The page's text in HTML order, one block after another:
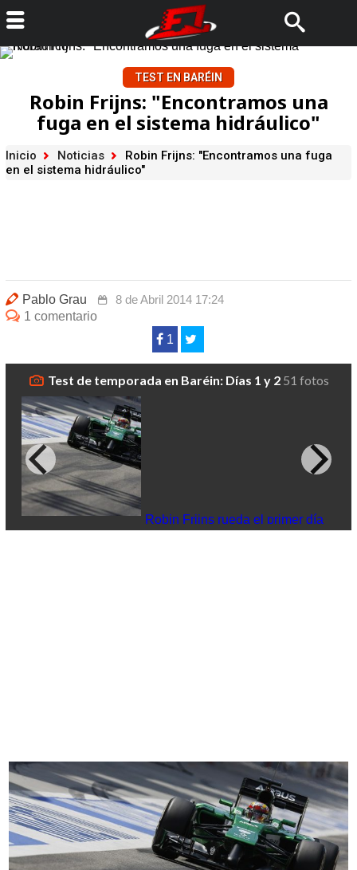
TEST EN BARÉIN
Robin Frijns: "Encontramos una
fuga en el sistema hidráulico"
Inicio Noticias
Robin Frijns: "Encontramos una fuga
en el sistema hidráulico"
Pablo Grau
8 de Abril 2014 17:24
1 comentario
1
Test de temporada en Baréin: Días 1 y 2 51 fotos
Robin Frijns rueda el primer día
de test